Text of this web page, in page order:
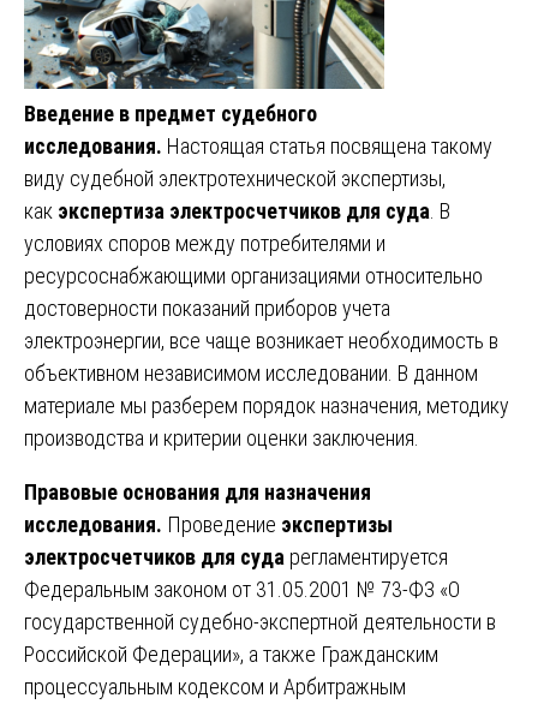
Введение в предмет судебного
исследования. Настоящая статья посвящена такому
виду судебной электротехнической экспертизы,
как экспертиза электросчетчиков для суда . В
условиях споров между потребителями и
ресурсоснабжающими организациями относительно
достоверности показаний приборов учета
электроэнергии, все чаще возникает необходимость в
объективном независимом исследовании. В данном
материале мы разберем порядок назначения, методику
производства и критерии оценки заключения.
Правовые основания для назначения
исследования. Проведение экспертизы
электросчетчиков для суда регламентируется
Федеральным законом от 31.05.2001 № 73-ФЗ «О
государственной судебно-экспертной деятельности в
Российской Федерации», а также Гражданским
процессуальным кодексом и Арбитражным